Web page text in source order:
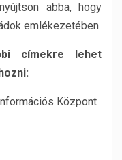
abba, hogy
emlékezetében.
címekre lehet
Központ